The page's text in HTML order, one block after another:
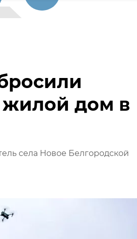
жилой дом в
села Новое Белгородской